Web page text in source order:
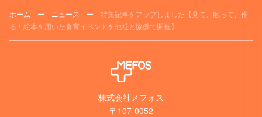
ホーム ー ニュース ー 特集記事をアップしました【見て、触って、作
る！絵本を用いた食育イベントを他社と協働で開催】
株式会社メフォス
〒107-0052